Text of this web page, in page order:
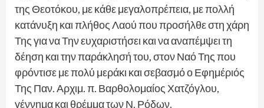
της Θεοτόκου, με κάθε μεγαλοπρέπεια, με πολλή
κατάνυξη και πλήθος Λαού που προσήλθε στη χάρη
Της για να Την ευχαριστήσει και να αναπέμψει τη
δέηση και την παράκλησή του, στον Ναό Της που
φρόντισε με πολύ μεράκι και σεβασμό ο Εφημέριός
Της Παν. Αρχιμ. π. Βαρθολομαίος Χατζόγλου,
γέννημα και θρέμμα των Ν. Ρόδων.